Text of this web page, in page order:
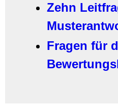
Zehn
Fragen für